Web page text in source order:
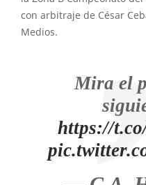
con arbitraje de César
Medios.
Mira el
https://